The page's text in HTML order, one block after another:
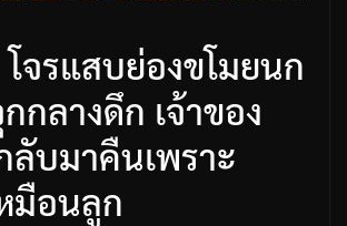
จรแสบย่องขโมยนก
กลางดึก เจ้าของ
บมาคืนเพราะ
มือนลูก